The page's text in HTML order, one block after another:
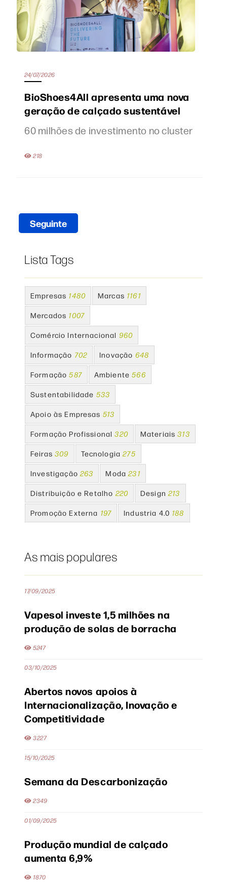
24/07/2026
BioShoes4All apresenta uma nova
geração de calçado sustentável
60 milhões de investimento no cluster
218
Seguinte
Lista Tags
Empresas 1480 Marcas 1161
Mercados 1007
Comércio Internacional 960
Informação 702 Inovação 648
Formação 587 Ambiente 566
Sustentabilidade 533
Apoio às Empresas 513
Formação Profissional 320 Materiais 313
Feiras 309 Tecnologia 275
Investigação 263 Moda 231
Distribuição e Retalho 220 Design 213
Promoção Externa 197 Industria 4.0 188
As mais populares
17/09/2025
Vapesol investe 1,5 milhões na
produção de solas de borracha
5247
03/10/2025
Abertos novos apoios à
Internacionalização, Inovação e
Competitividade
3227
15/10/2025
Semana da Descarbonização
2349
01/09/2025
Produção mundial de calçado
aumenta 6,9%
1870